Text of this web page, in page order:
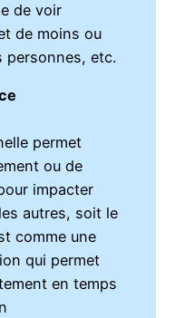
de voir
de moins ou
personnes, etc.
permet
ou de
impacter
autres, soit le
comme une
qui permet
en temps